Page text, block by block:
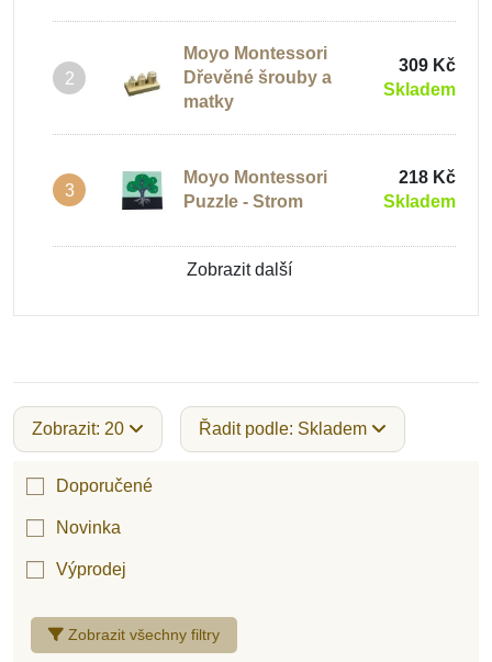
2
Moyo Montessori
Dřevěné šrouby a
matky
309 Kč
Skladem
3
Moyo Montessori
Puzzle - Strom
218 Kč
Skladem
Zobrazit další
Zobrazit: 20 Řadit podle: Skladem
Zobrazit všechny filtry
Doporučené
Novinka
Výprodej